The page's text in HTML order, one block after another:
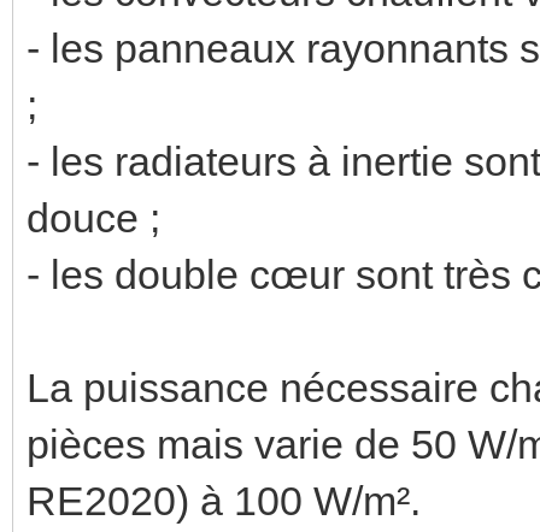
- les panneaux rayonnants
;
- les radiateurs à inertie
douce ;
- les double cœur sont très
La puissance nécessaire
pièces mais varie de 50 W/
RE2020) à 100 W/m².